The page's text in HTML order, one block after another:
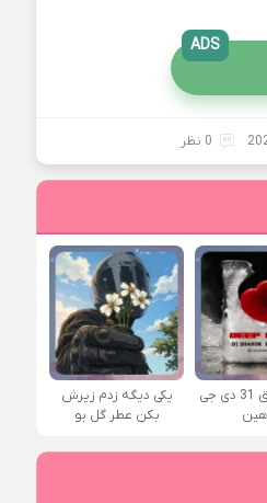
ADS
0 نظر
عشق عمیق 31 دی جی
یکی دیگه زدم زیرش
بکن عطر گل بو